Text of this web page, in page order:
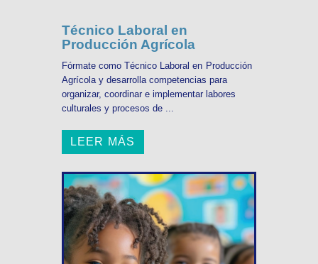
Técnico Laboral en
Producción Agrícola
Fórmate como Técnico Laboral en Producción
Agrícola y desarrolla competencias para
organizar, coordinar e implementar labores
culturales y procesos de ...
LEER MÁS